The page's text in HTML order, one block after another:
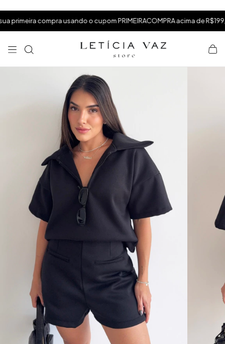
compra usando o cupom PRIMEIRACOMPRA acima de R$199,99 .